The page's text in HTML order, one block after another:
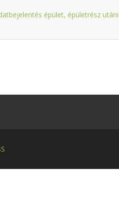
épület, épületrész